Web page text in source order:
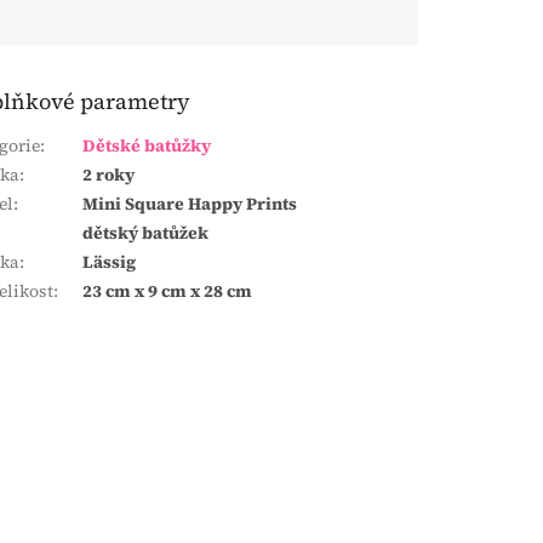
parametry
:
Dětské batůžky
:
2 roky
:
Mini Square Happy Prints
dětský batůžek
:
Lässig
: 23 cm x 9 cm x 28 cm